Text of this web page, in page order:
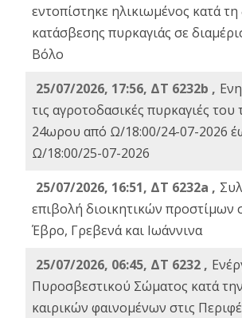
εντοπίστηκε ηλικιωμένος κατά τη
κατάσβεσης πυρκαγιάς σε
Βόλο
25/07/2026, 17:56, ΔΤ 6232b ,
τις αγροτοδασικές πυρκαγιές του
24ωρου από Ω/18:00/24-07-2026
Ω/18:00/25-07-2026
25/07/2026, 16:51, ΔΤ 6232a ,
επιβολή διοικητικών προστίμων
Έβρο, Γρεβενά και Ιωάννινα
25/07/2026, 06:45, ΔΤ 6232 ,
Πυροσβεστικού Σώματος κατά
καιρικών φαινομένων στις